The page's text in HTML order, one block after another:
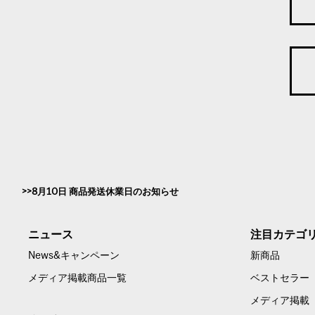
8月10日 商品発送休業日のお知らせ
ニュース
News&キャンペーン
メディア掲載商品一覧
注目カテゴ
新商品
ベストセラー
メディア掲載